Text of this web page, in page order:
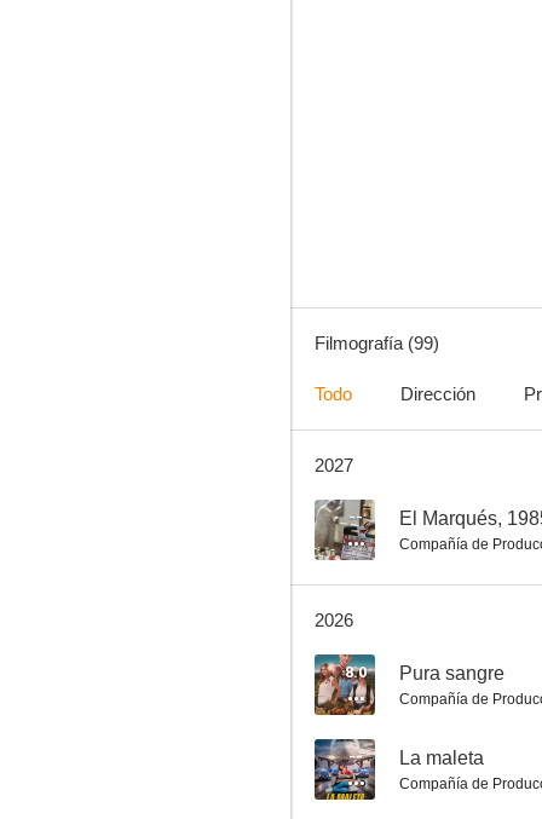
7.9
Ella es tu padre
7.8
Filmografía (99)
Todo Dirección
2027
-- El Marqués,
Compañía de
2026
8.0 Pura sangre
Compañía de
-- La maleta
Compañía de